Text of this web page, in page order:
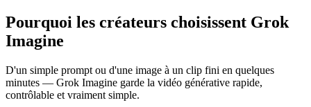
Pourquoi les créateurs choisissent Grok
Imagine
D'un simple prompt ou d'une image à un clip fini en quelques
minutes — Grok Imagine garde la vidéo générative rapide,
contrôlable et vraiment simple.